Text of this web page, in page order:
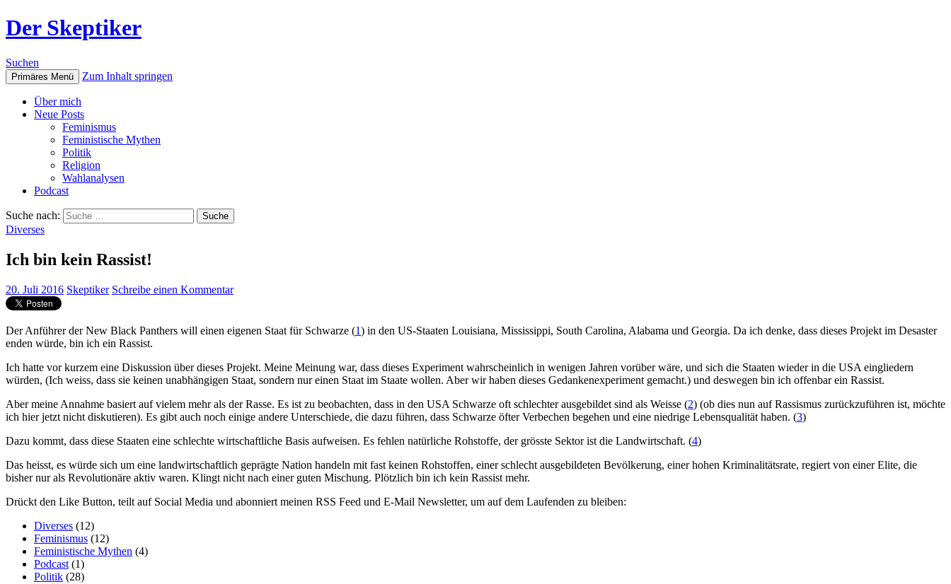
Der Skeptiker
Suchen
Primäres Menü Zum Inhalt springen
Über mich
Neue Posts
Feminismus
Feministische Mythen
Politik
Religion
Wahlanalysen
Podcast
Suche nach:
Diverses
Ich bin kein Rassist!
20. Juli 2016 Skeptiker Schreibe einen Kommentar
Der Anführer der New Black Panthers will einen eigenen Staat für Schwarze (1) in den US-Staaten Louisiana, Mississippi, South Carolina, Alabama und Georgia. Da ich denke, dass dieses Projekt im Desaster
enden würde, bin ich ein Rassist.
Ich hatte vor kurzem eine Diskussion über dieses Projekt. Meine Meinung war, dass dieses Experiment wahrscheinlich in wenigen Jahren vorüber wäre, und sich die Staaten wieder in die USA eingliedern
würden, (Ich weiss, dass sie keinen unabhängigen Staat, sondern nur einen Staat im Staate wollen. Aber wir haben dieses Gedankenexperiment gemacht.) und deswegen bin ich offenbar ein Rassist.
Aber meine Annahme basiert auf vielem mehr als der Rasse. Es ist zu beobachten, dass in den USA Schwarze oft schlechter ausgebildet sind als Weisse (2) (ob dies nun auf Rassismus zurückzuführen ist, möchte
ich hier jetzt nicht diskutieren). Es gibt auch noch einige andere Unterschiede, die dazu führen, dass Schwarze öfter Verbechen begehen und eine niedrige Lebensqualität haben. (3)
Dazu kommt, dass diese Staaten eine schlechte wirtschaftliche Basis aufweisen. Es fehlen natürliche Rohstoffe, der grösste Sektor ist die Landwirtschaft. (4)
Das heisst, es würde sich um eine landwirtschaftlich geprägte Nation handeln mit fast keinen Rohstoffen, einer schlecht ausgebildeten Bevölkerung, einer hohen Kriminalitätsrate, regiert von einer Elite, die
bisher nur als Revolutionäre aktiv waren. Klingt nicht nach einer guten Mischung. Plötzlich bin ich kein Rassist mehr.
Drückt den Like Button, teilt auf Social Media und abonniert meinen RSS Feed und E-Mail Newsletter, um auf dem Laufenden zu bleiben:
Diverses (12)
Feminismus (12)
Feministische Mythen (4)
Podcast (1)
Politik (28)